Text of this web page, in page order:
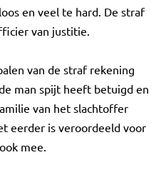
en veel te hard. De straf
van justitie.
van de straf rekening
man spijt heeft betuigd en
van het slachtoffer
eerder is veroordeeld voor
mee.